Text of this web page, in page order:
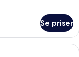
Se priser